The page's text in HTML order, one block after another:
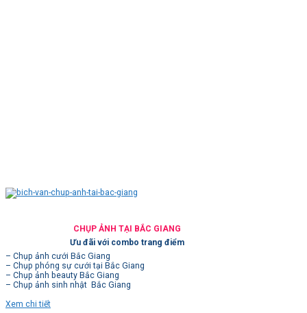
CHỤP ẢNH TẠI BẮC GIANG
Ưu đãi với combo trang điểm
– Chụp ảnh cưới Bắc Giang
– Chụp phóng sự cưới tại Bắc Giang
– Chụp ảnh beauty Bắc Giang
– Chụp ảnh sinh nhật Bắc Giang
Xem chi tiết